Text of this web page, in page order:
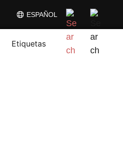
ESPAÑOL
Etiquetas